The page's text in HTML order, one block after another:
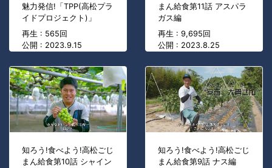
魅力発信!「TPP(高松プラ
イドプロジェクト)」
再生 : 565回
公開 : 2023.9.15
まん給食第11話 アスパラ
ガス編
再生 : 9,695回
公開 : 2023.8.25
知ろう!食べよう!高松ごじ
まん給食第10話 シャイン
知ろう!食べよう!高松ごじ
まん給食第9話 ナス編